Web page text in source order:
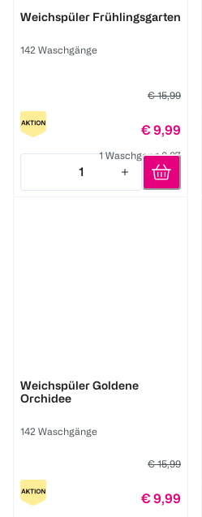
Weichspüler Frühlingsgarten
142 Waschgänge
€ 15,99
€ 9,99
1 Waschgang 0,07
1
Quantity: 1
Weichspüler Goldene
Orchidee
142 Waschgänge
€ 15,99
€ 9,99